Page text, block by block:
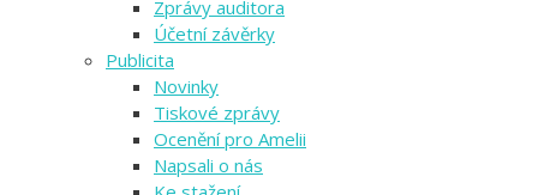
Zprávy auditora
Účetní závěrky
Publicita
Novinky
Tiskové zprávy
Ocenění pro Amelii
Napsali o nás